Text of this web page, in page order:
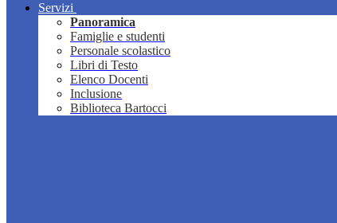
Servizi
Panoramica
Famiglie e studenti
Personale scolastico
Libri di Testo
Elenco Docenti
Inclusione
Biblioteca Bartocci